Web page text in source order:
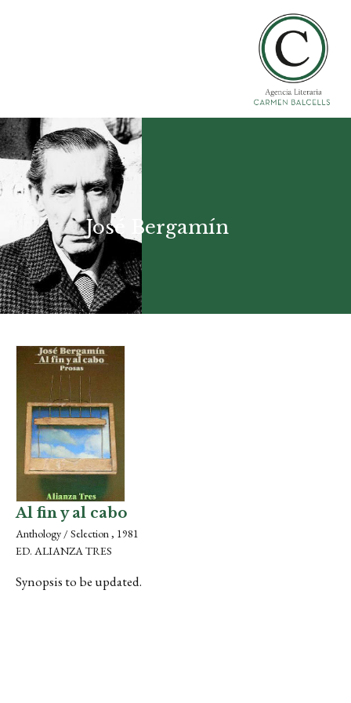
José Bergamín
Al fin y al cabo
Anthology / Selection , 1981
ED. ALIANZA TRES
Synopsis to be updated.